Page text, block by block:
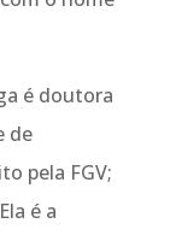
é doutora
de
pela FGV;
é a